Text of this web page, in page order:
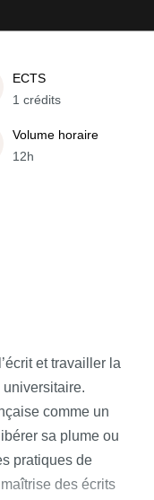
ECTS
1 crédits
Volume horaire
12h
et travailler la
comme un
sa plume ou
pratiques de
des écrits